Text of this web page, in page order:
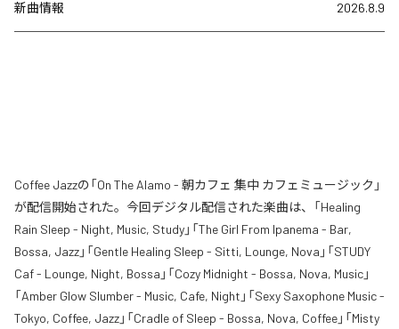
新曲情報 2026.8.9
Coffee Jazzの「On The Alamo - 朝カフェ 集中 カフェミュージック」
が配信開始された。今回デジタル配信された楽曲は、「Healing
Rain Sleep - Night, Music, Study」「The Girl From Ipanema - Bar,
Bossa, Jazz」「Gentle Healing Sleep - Sitti, Lounge, Nova」「STUDY
Caf - Lounge, Night, Bossa」「Cozy Midnight - Bossa, Nova, Music」
「Amber Glow Slumber - Music, Cafe, Night」「Sexy Saxophone Music -
Tokyo, Coffee, Jazz」「Cradle of Sleep - Bossa, Nova, Coffee」「Misty